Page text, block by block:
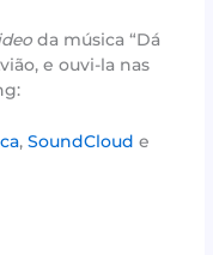
da música “Dá
e ouvi-la nas
,SoundCloud e